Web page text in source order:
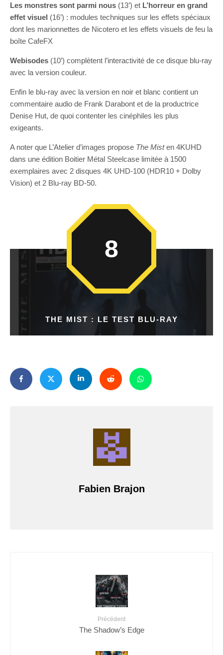
Les monstres sont parmi nous (13’) et L’horreur en grand
effet visuel (16’) : modules techniques sur les effets spéciaux
dont les marionnettes de Nicotero et les effets visuels de feu la
boîte CafeFX
Webisodes (10’) complètent l’interactivité de ce disque blu-ray
avec la version couleur.
Enfin le blu-ray avec la version en noir et blanc contient un
commentaire audio de Frank Darabont et de la productrice
Denise Hut, de quoi contenter les cinéphiles les plus
exigeants.
A noter que L’Atelier d’images propose The Misten 4KUHD
dans une édition Boitier Métal Steelcase limitée à 1500
exemplaires avec 2 disques 4K UHD-100 (HDR10 + Dolby
Vision) et 2 Blu-ray BD-50.
THE MIST : LE TEST BLU-RAY
8
Fabien Brajon
Précédent
The Shadow’s Edge